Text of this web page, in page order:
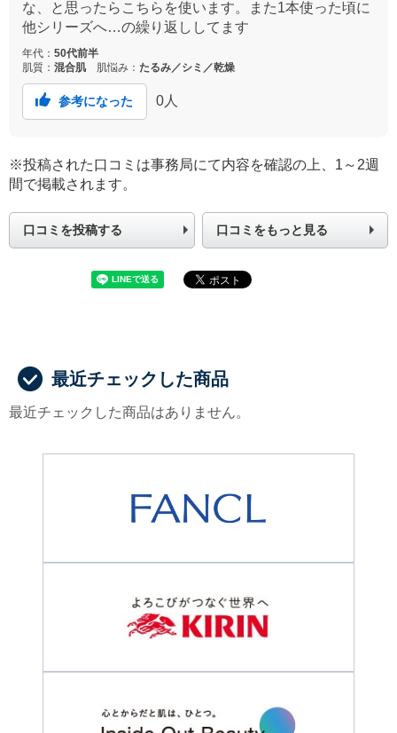
な、と思ったらこちらを使います。また1本使った頃に
他シリーズへ…の繰り返ししてます
年代： 50代前半
肌質： 混合肌 肌悩み： たるみ／シミ／乾燥
参考になった 0 人
※投稿された口コミは事務局にて内容を確認の上、1～2週
間で掲載されます。
口コミを投稿する 口コミをもっと見る
最近チェックした商品
最近チェックした商品はありません。